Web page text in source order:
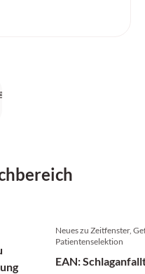
Neues zu Zeitfenster,
Patientenselektion
EAN: